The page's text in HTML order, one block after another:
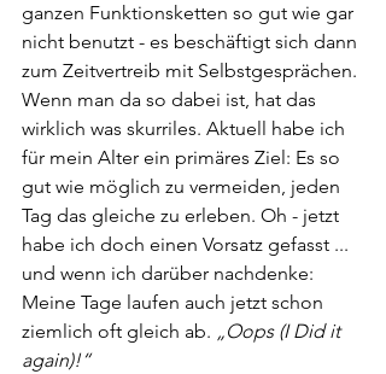
ganzen Funktionsketten so gut wie gar
nicht benutzt - es beschäftigt sich dann
zum Zeitvertreib mit Selbstgesprächen.
Wenn man da so dabei ist, hat das
wirklich was skurriles. Aktuell habe ich
für mein Alter ein primäres Ziel: Es so
gut wie möglich zu vermeiden, jeden
Tag das gleiche zu erleben. Oh - jetzt
habe ich doch einen Vorsatz gefasst ...
und wenn ich darüber nachdenke:
Meine Tage laufen auch jetzt schon
ziemlich oft gleich ab. „Oops (I Did it
again)!“